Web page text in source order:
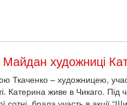
художниці
Ткаченко – художницею,
Катерина живе в Чикаго.